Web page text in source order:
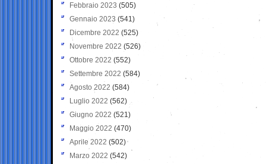
Febbraio 2023 (505)
Gennaio 2023 (541)
Dicembre 2022 (525)
Novembre 2022 (526)
Ottobre 2022 (552)
Settembre 2022 (584)
Agosto 2022 (584)
Luglio 2022 (562)
Giugno 2022 (521)
Maggio 2022 (470)
Aprile 2022 (502)
Marzo 2022 (542)